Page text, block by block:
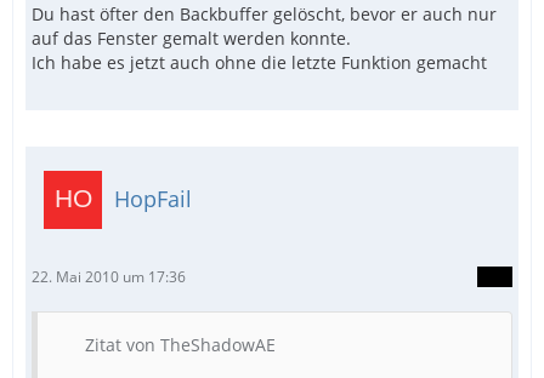
Du hast öfter den Backbuffer gelöscht, bevor er auch nur
auf das Fenster gemalt werden konnte.
Ich habe es jetzt auch ohne die letzte Funktion gemacht
HopFail
22. Mai 2010 um 17:36
Zitat von TheShadowAE